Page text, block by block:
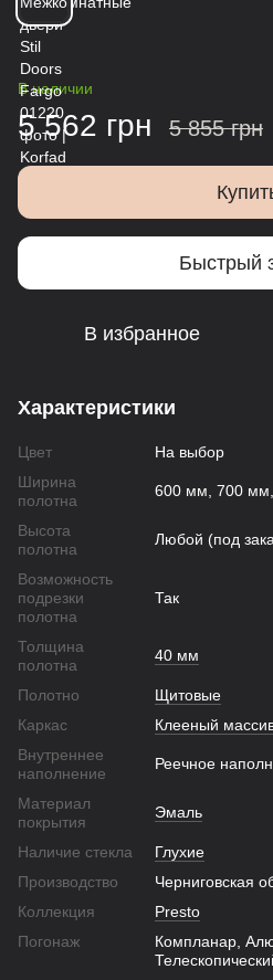
В наличии
5 562 грн 5 855 грн
Быстрый
В избранное
Характеристики
Цвет
На выбор
Ширина
полотна
600 мм, 700
Высота
полотна
Любой (под
Возможность
подрезки
полотна
Так
Толщина
полотна
40 мм
Полотно
Щитовые
Каркас
Клееный
Внутреннее
наполнение
Реечное
Материал
покрытия
Эмаль
Наличие стекла
Глухие
Производство
Черниговская
Коллекция
Presto
Погонаж
Компланар,